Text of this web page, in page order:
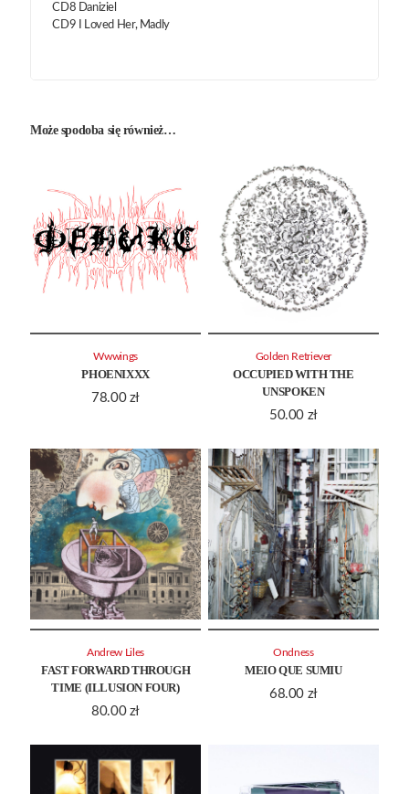
CD8 Daniziel
CD9 I Loved Her, Madly
Może spodoba się również…
PHOENIXXX
78.00 zł
Wwwings
OCCUPIED WITH THE
UNSPOKEN
50.00 zł
Golden Retriever
FAST FORWARD THROUGH
TIME (ILLUSION FOUR)
80.00 zł
Andrew Liles
MEIO QUE SUMIU
68.00 zł
Ondness